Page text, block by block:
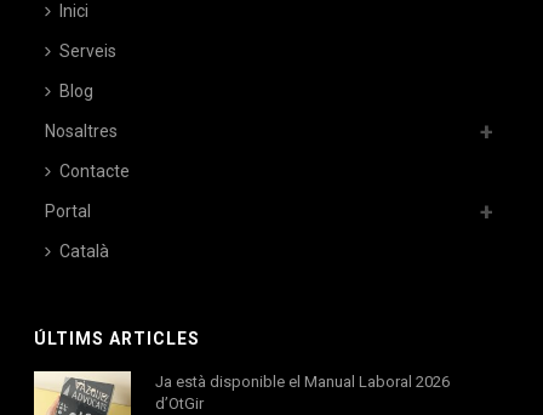
Inici
Serveis
Blog
Nosaltres
Contacte
Portal
Català
ÚLTIMS ARTICLES
Ja està disponible el Manual Laboral 2026
d’OtGir